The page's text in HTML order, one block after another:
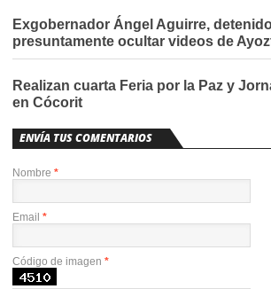
Exgobernador Ángel Aguirre,
presuntamente ocultar videos de
Realizan cuarta Feria por la Paz y
en Cócorit
ENVÍA TUS COMENTARIOS
Nombre *
Email *
Código de imagen *